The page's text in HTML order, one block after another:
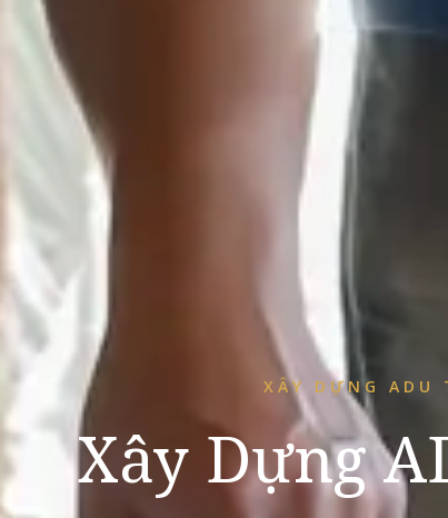
XÂY DỰNG ADU
Xây Dựng